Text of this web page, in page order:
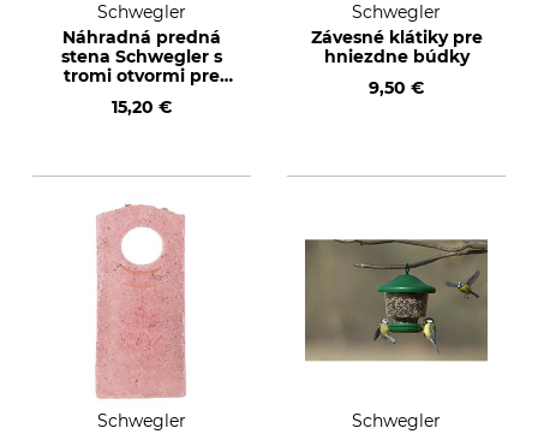
Schwegler
Náhradná predná
stena Schwegler s
tromi otvormi pre
2GR
15,20 €
Schwegler
Závesné klátiky pre
hniezdne búdky
9,50 €
Schwegler
Schwegler